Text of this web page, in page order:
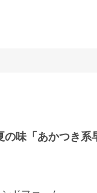
の味「あかつき